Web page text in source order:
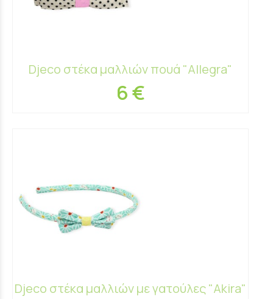
Djeco στέκα μαλλιών πουά "Allegra"
6 €
Djeco στέκα μαλλιών με γατούλες "Akira"